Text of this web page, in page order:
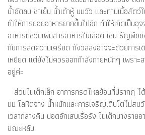
น้ำอัดลม ชาเย็น น้ำเต้าหู้ นมวัว และทานเนื้อสัต
ทำให้การย่อยอาหารยากขึ้นไปอีก ทำให้เกิดเป็นอุ
อาหารที่ช่วยเพิ่มสารอาหารในเลือด เช่น ธัญพื
กับการลดความเครียด กังวลลงอาจจะด้วยการ
เหยียด แต่ยังไม่ควรออกกำลังกายหนักๆ เพราะ
อยู่ค่ะ
ส่วนในเด็กเล็ก อาการกรดไหลย้อนที่ปรากฎ
นม โลหิตจาง น้ำหนักและการเจริญเติบโตไม่สม
เวลากลางคืน ปอดอักเสบเรื้อรัง ในเด็กบางราย
ขณะหลับ